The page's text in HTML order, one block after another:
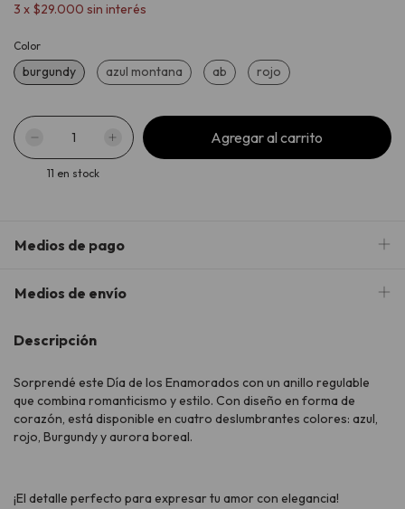
3 x $29.000 sin interés
Color
burgundy azul montana ab rojo
11 en stock
Medios de pago
Medios de envío
Descripción
Sorprendé este Día de los Enamorados con un anillo regulable
que combina romanticismo y estilo. Con diseño en forma de
corazón, está disponible en cuatro deslumbrantes colores: azul,
rojo, Burgundy y aurora boreal.
¡El detalle perfecto para expresar tu amor con elegancia!